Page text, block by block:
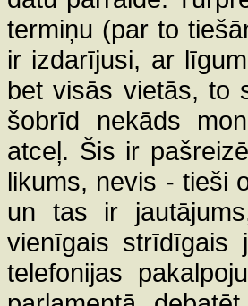
termiņu (par to
ir izdarījusi, ar
bet visās vietās, to
šobrīd nekāds
atceļ. Šis ir
likums, nevis - tieši
un tas ir
vienīgais strīdīgais
telefonijas